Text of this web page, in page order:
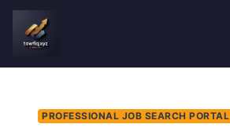
PROFESSIONAL JOB SEARCH PORTAL